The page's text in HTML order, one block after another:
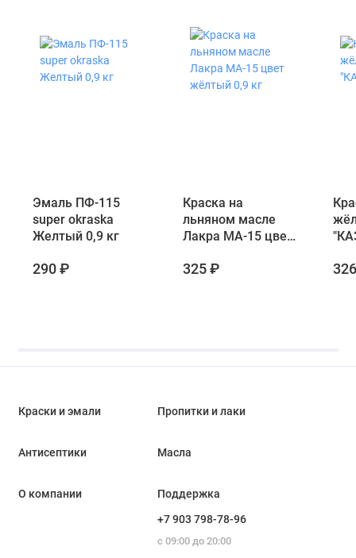
Эмаль ПФ-115
super okraska
Желтый 0,9 кг
290 ₽
Краска на
льняном масле
Лакра МА-15 цвет
325 ₽
Краски и эмали Пропитки и лаки
Антисептики Масла
О компании
Поддержка
+7 903 798-78-96
с 09:00 до 20:00